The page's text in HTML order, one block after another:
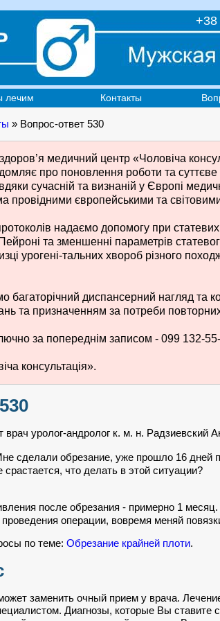
+38
лечим Контакты
» Вопрос-ответ 530
медичний центр «Чоловіча
про поновлення роботи та
сучасній та визнаній у Європі
провідними європейськими та світовими
надаємо допомогу при
та зменшенні параметрів
урогені-тальних хвороб різного
багаторічний диспансерний нагляд та
та призначенням за потреби повторних
за попереднім записом - 099 132-
консультація».
уролог-андролог к. м. н. Радзиевский
сделали обрезание, уже прошло 16 дней
что делать в этой ситуации?
после обрезания - примерно 1
операции, вовремя меняй
по теме: Обрезание крайней плоти.
заменить очный прием у врача.
Диагнозы, которые Вы ставите